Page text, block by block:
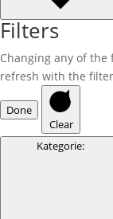
Filters
Changing any of
refresh with the
Done
Clear
Kategorie: